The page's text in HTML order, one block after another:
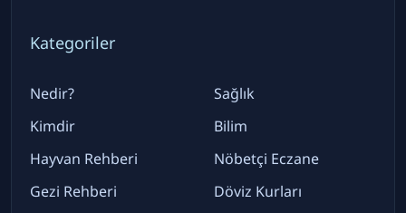
Kategoriler
Nedir?
Kimdir
Hayvan Rehberi
Gezi Rehberi
Sağlık
Bilim
Nöbetçi Eczane
Döviz Kurları